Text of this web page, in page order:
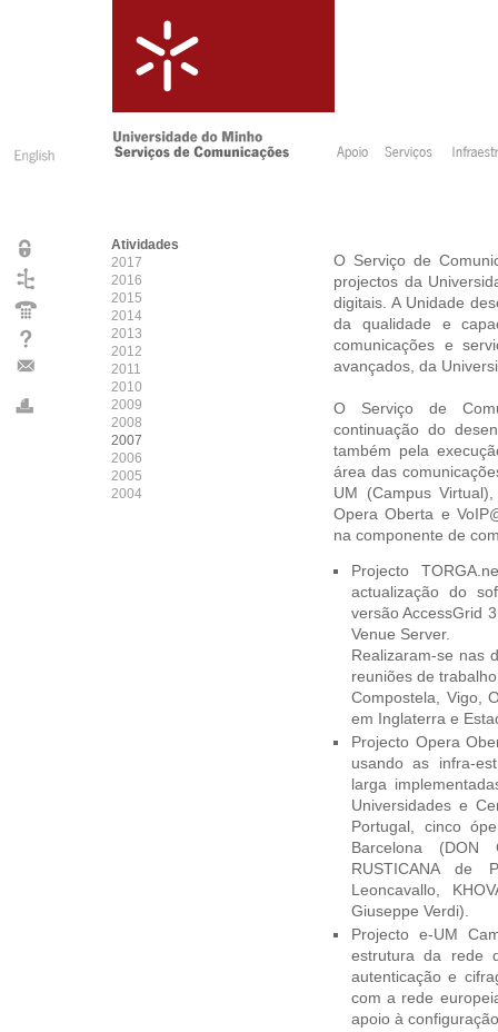
Atividades
2017
2016
2015
2014
2013
2012
2011
2010
2009
2008
2007
2006
2005
2004
O Serviço de
projectos da
digitais. A Unidade
da qualidade e
comunicações e
avançados, da
O Serviço de
continuação do
também pela
área das
UM (Campus
Opera Oberta e
na componente de
Projecto
actualização do
versão AccessGrid
Venue Server.
Realizaram-se nas
reuniões de
Compostela, Vigo,
em Inglaterra e
Projecto Opera
usando as infra-
larga
Universidades e
Portugal, cinco
Barcelona (DON
RUSTICANA de
Leoncavallo,
Giuseppe Verdi).
Projecto e-UM
estrutura da rede
autenticação e
com a rede
apoio à